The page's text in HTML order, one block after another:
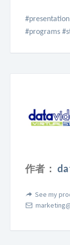
#programs
作者：
See my